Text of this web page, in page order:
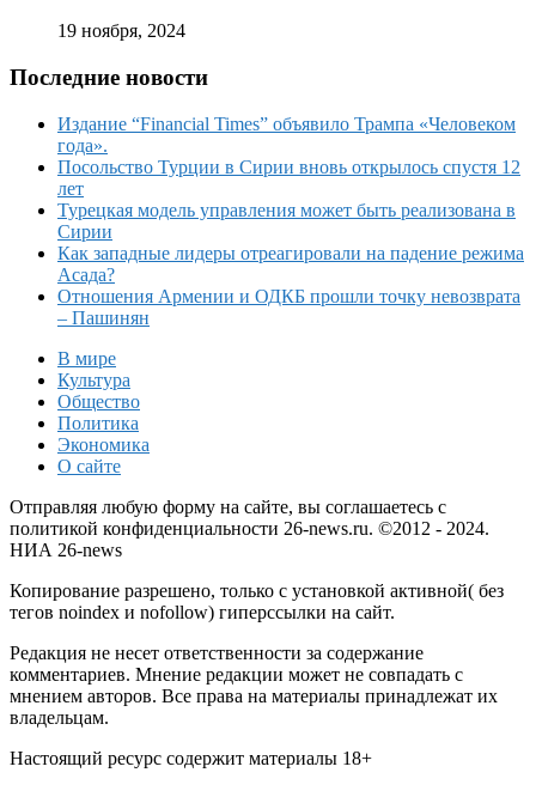
19 ноября, 2024
Последние новости
Издание “Financial Times” объявило Трампа «Человеком
года».
Посольство Турции в Сирии вновь открылось спустя 12
лет
Турецкая модель управления может быть реализована в
Сирии
Как западные лидеры отреагировали на падение режима
Асада?
Отношения Армении и ОДКБ прошли точку невозврата
– Пашинян
В мире
Культура
Общество
Политика
Экономика
О сайте
Отправляя любую форму на сайте, вы соглашаетесь с
политикой конфиденциальности 26-news.ru. ©2012 - 2024.
НИА 26-news
Копирование разрешено, только с установкой активной( без
тегов noindex и nofollow) гиперссылки на сайт.
Редакция не несет ответственности за содержание
комментариев. Мнение редакции может не совпадать с
мнением авторов. Все права на материалы принадлежат их
владельцам.
Настоящий ресурс содержит материалы 18+